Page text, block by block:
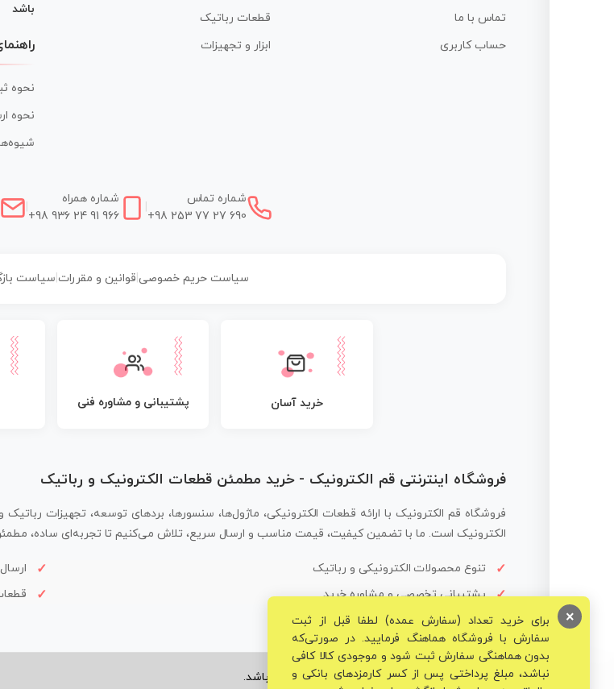
تماس با ما
حساب کاربری
قطعات رباتیک
ابزار و تجهیزات
باشد
نحوه
نحوه
شماره تماس
+98 253 77 27 690
شماره همراه
+98 936 24 91 966
سیاست حریم خصوصی| قوانین و مقررات سیاست
خرید آسان پشتیبانی و مشاوره فنی
فروشگاه اینترنتی قم الکترونیک - خرید مطمئن قطعات الکترونیک و رباتیک
فروشگاه قم الکترونیک با ارائه قطعات الکترونیکی، ماژول‌ها، سنسورها، بردهای توسعه، تجهیزات
الکترونیک است. ما با تضمین کیفیت، قیمت مناسب و ارسال سریع، تلاش می‌کنیم تا تجربه‌ای ساده،
تنوع محصولات الکترونیکی و رباتیک
پشتیبانی تخصصی و مشاوره خرید
© تمامی حقوق برای فروشگاه تخصصی قم الکترونیک محفوظ می‌باشد.
برای خرید تعداد (سفارش عمده) لطفا قبل از ثبت
سفارش با فروشگاه هماهنگ فرمایید. در صورتی‌که
بدون هماهنگی سفارش ثبت شود و موجودی کالا کافی
نباشد، مبلغ پرداختی پس از کسر کارمزدهای بانکی و
×